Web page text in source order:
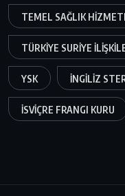
TEMEL SAĞLIK
TÜRKIYE SURIYE
YSK İNGILIZ
İSVIÇRE FRANGI KURU